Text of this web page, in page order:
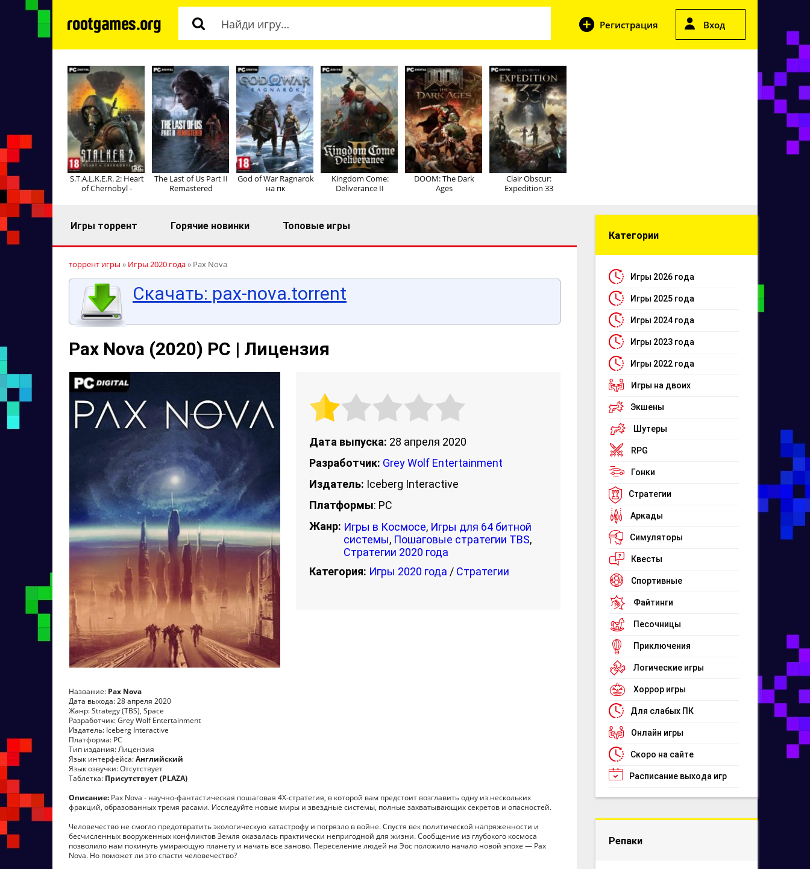
Регистрация Вход
S.T.A.L.K.E.R. 2: Heart
of Chernobyl -
The Last of Us Part II
Remastered
God of War Ragnarok
на пк
Kingdom Come:
Deliverance II
DOOM: The Dark
Ages
Clair Obscur:
Expedition 33
Игры торрент Горячие новинки Топовые игры
торрент игры » Игры 2020 года» Pax Nova
Скачать: pax-nova.torrent
Pax Nova (2020) PC | Лицензия
Дата выпуска: 28 апреля 2020
Разработчик: Grey Wolf Entertainment
Издатель: Iceberg Interactive
Платформы: PC
Жанр: Игры в Космосе, Игры для 64 битной
системы, Пошаговые стратегии TBS,
Стратегии 2020 года
Категория: Игры 2020 года / Стратегии
Название: Pax Nova
Дата выхода: 28 апреля 2020
Жанр: Strategy (TBS), Space
Разработчик: Grey Wolf Entertainment
Издатель: Iceberg Interactive
Платформа: PC
Тип издания: Лицензия
Язык интерфейса:Английский
Язык озвучки: Отсутствует
Таблетка: Присутствует (PLAZA)
Описание: Pax Nova - научно-фантастическая пошаговая 4X-стратегия, в которой вам предстоит возглавить одну из нескольких
фракций, образованных тремя расами. Исследуйте новые миры и звездные системы, полные захватывающих секретов и опасностей.
Человечество не смогло предотвратить экологическую катастрофу и погрязло в войне. Спустя век политической напряженности и
бесчисленных вооруженных конфликтов Земля оказалась практически непригодной для жизни. Сообщение из глубокого космоса
позволило нам покинуть умирающую планету и начать все заново. Переселение людей на Эос положило начало новой эпохе — Pax
Nova. Но поможет ли это спасти человечество?
Категории
Игры 2026 года
Игры 2025 года
Игры 2024 года
Игры 2023 года
Игры 2022 года
Игры на двоих
Экшены
Шутеры
RPG
Гонки
Стратегии
Аркады
Симуляторы
Квесты
Спортивные
Файтинги
Песочницы
Приключения
Логические игры
Хоррор игры
Для слабых ПК
Онлайн игры
Скоро на сайте
Расписание выхода игр
Репаки